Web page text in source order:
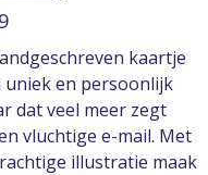
kaartje
uniek en persoonlijk
dat veel meer zegt
vluchtige e-mail. Met
illustratie maak